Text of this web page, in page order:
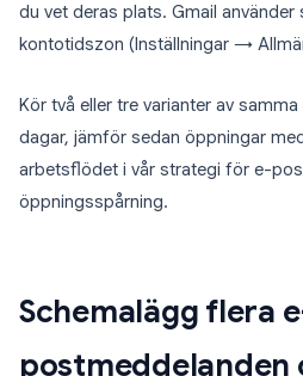
du vet deras plats. Gmail
kontotidszon (Inställningar →
Kör två eller tre varianter av
dagar, jämför sedan öppningar med
arbetsflödet i vår strategi för e-
öppningsspårning.
Schemalägg flera
postmeddelanden